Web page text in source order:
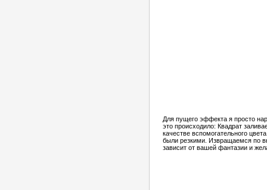
Для пущего эффекта я просто
это происходило: Квадрат
качестве вспомогательного
были резкими. Извращаемся по
зависит от вашей фантазии и